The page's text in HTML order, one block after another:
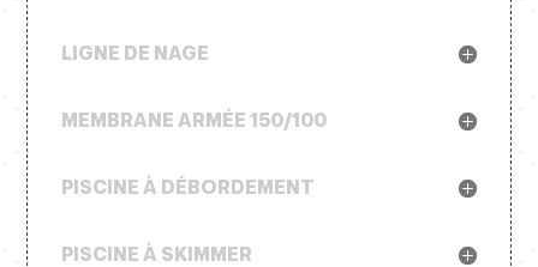
LIGNE DE NAGE
MEMBRANE ARMÉE 150/100
PISCINE À DÉBORDEMENT
PISCINE À SKIMMER